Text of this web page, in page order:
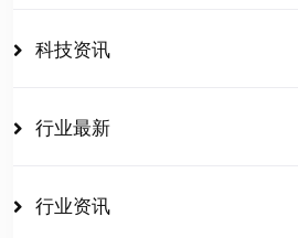
科技资讯
行业最新
行业资讯